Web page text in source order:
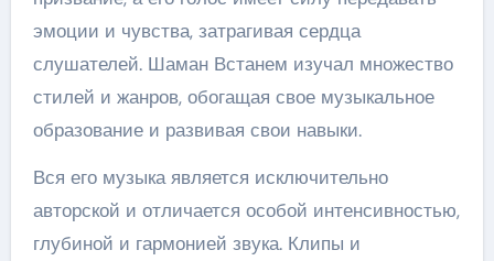
эмоции и чувства, затрагивая сердца
слушателей. Шаман Встанем изучал множество
стилей и жанров, обогащая свое музыкальное
образование и развивая свои навыки.
Вся его музыка является исключительно
авторской и отличается особой интенсивностью,
глубиной и гармонией звука. Клипы и